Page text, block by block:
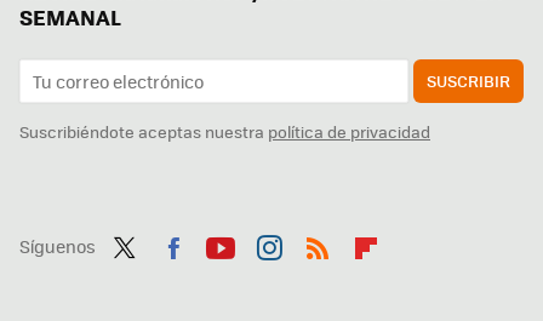
SEMANAL
SUSCRIBIR
Suscribiéndote aceptas nuestra política de privacidad
Síguenos